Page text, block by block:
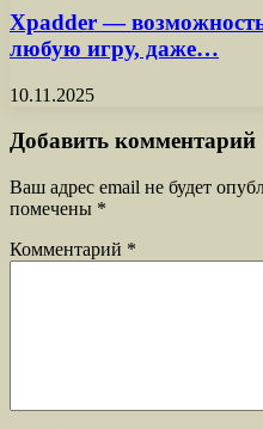
Xpadder —
любую игру, даже…
10.11.2025
Добавить комментарий
Ваш адрес email не будет
помечены *
Комментарий *